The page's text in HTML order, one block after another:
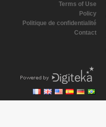
Terms of Use
Policy
Politique de confidentialité
Contact